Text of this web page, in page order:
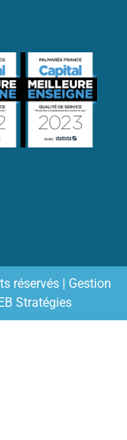
réservés | Gestion
Stratégies